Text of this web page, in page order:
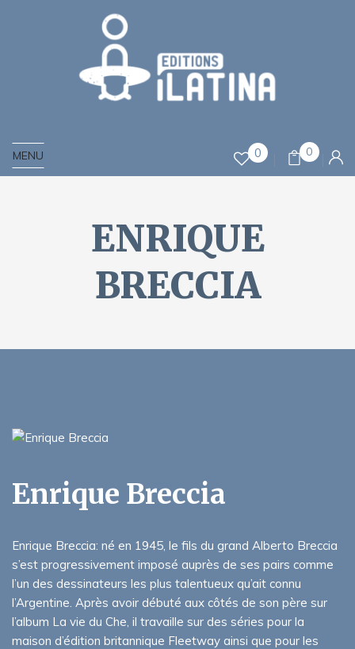
MENU 0 0
ENRIQUE
BRECCIA
Enrique Breccia
Enrique Breccia: né en 1945, le fils du grand Alberto Breccia
s’est progressivement imposé auprès de ses pairs comme
l’un des dessinateurs les plus talentueux qu’ait connu
l’Argentine. Après avoir débuté aux côtés de son père sur
l’album La vie du Che, il travaille sur des séries pour la
maison d’édition britannique Fleetway ainsi que pour les